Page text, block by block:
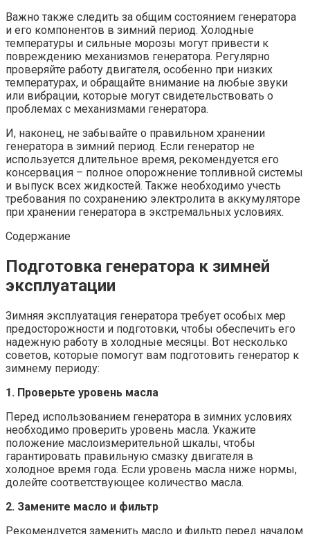
Важно также следить за общим состоянием генератора
и его компонентов в зимний период. Холодные
температуры и сильные морозы могут привести к
повреждению механизмов генератора. Регулярно
проверяйте работу двигателя, особенно при низких
температурах, и обращайте внимание на любые звуки
или вибрации, которые могут свидетельствовать о
проблемах с механизмами генератора.
И, наконец, не забывайте о правильном хранении
генератора в зимний период. Если генератор не
используется длительное время, рекомендуется его
консервация – полное опорожнение топливной системы
и выпуск всех жидкостей. Также необходимо учесть
требования по сохранению электролита в аккумуляторе
при хранении генератора в экстремальных условиях.
Содержание
Подготовка генератора к зимней
эксплуатации
Зимняя эксплуатация генератора требует особых мер
предосторожности и подготовки, чтобы обеспечить его
надежную работу в холодные месяцы. Вот несколько
советов, которые помогут вам подготовить генератор к
зимнему периоду:
1. Проверьте уровень масла
Перед использованием генератора в зимних условиях
необходимо проверить уровень масла. Укажите
положение маслоизмерительной шкалы, чтобы
гарантировать правильную смазку двигателя в
холодное время года. Если уровень масла ниже нормы,
долейте соответствующее количество масла.
2. Замените масло и фильтр
Рекомендуется заменить масло и фильтр перед началом